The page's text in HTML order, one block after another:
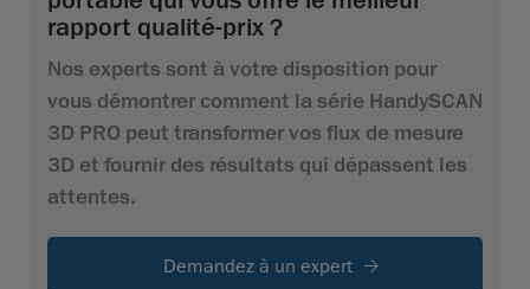
rapport qualité-prix ?
Nos experts sont à votre disposition pour
vous démontrer comment la série HandySCAN
3D PRO peut transformer vos flux de mesure
3D et fournir des résultats qui dépassent les
attentes.
Demandez à un expert